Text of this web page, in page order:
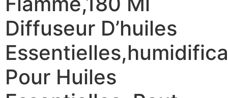
Diffuseur D’huiles
Pour Huiles